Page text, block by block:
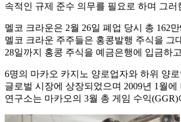
속적인 규제 준수 의무를 필요로 하며 그
멜코 크라운은 2월 26일 폐업 당시 총 162
멜코 크라운 주주들은 홍콩발행 주식을 그
28일까지 홍콩 주식을 예금은행에 입금하
6명의 마카오 카지노 양로업자와 하위 양
글로벌 시장에 상장되었으며 2009년 1월
연구소는 마카오의 3월 총 게임 수익